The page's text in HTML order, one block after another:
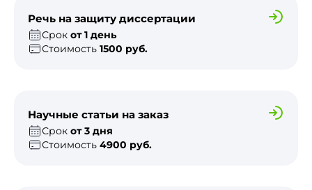
Речь на защиту диссертации
Срок от 1 день
Стоимость 1500 руб.
Научные статьи на заказ
Срок от 3 дня
Стоимость 4900 руб.